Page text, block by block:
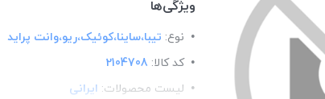
ویژگی‌ها
نوع: تیبا،ساینا،کوئیک،ریو،وانت پراید
کد کالا: 2104708
لیست محصولات: ایرانی